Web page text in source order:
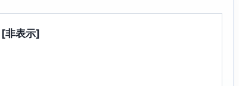
[非表示]